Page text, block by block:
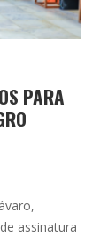
PARA
assinatura